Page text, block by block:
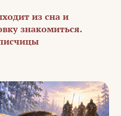
из сна и
знакомиться.